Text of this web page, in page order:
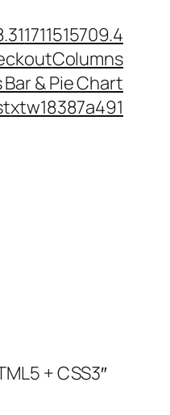
1711515709.4
Columns
& Pie Chart
xtw18387a491
+ CSS3″